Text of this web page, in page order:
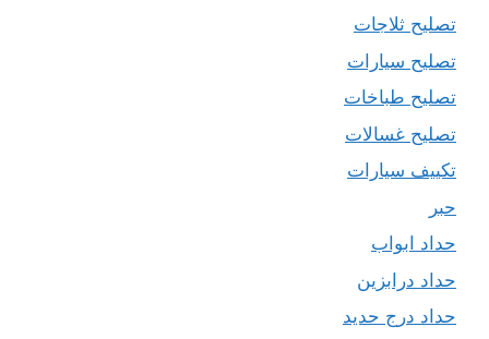
تصليح ثلاجات
تصليح سيارات
تصليح طباخات
تصليح غسالات
تكييف سيارات
حبر
حداد ابواب
حداد درابزين
حداد درج حديد